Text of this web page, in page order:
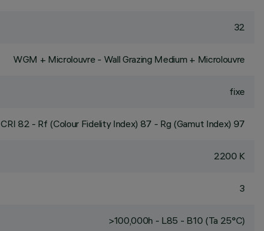
32
WGM + Microlouvre - Wall Grazing Medium + Microlouvre
fixe
CRI 82 - Rf (Colour Fidelity Index) 87 - Rg (Gamut Index) 97
2200 K
3
>100,000h - L85 - B10 (Ta 25°C)